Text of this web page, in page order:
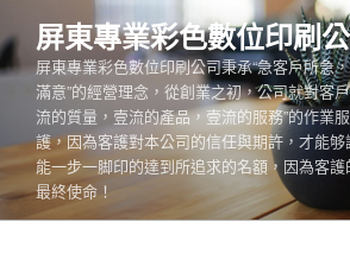
至
主
容
屏東專業彩色數位印刷
屏東專業彩色數位印刷公司秉承“急客戶所急
滿意”的經營理念，從創業之初，公司就對客
流的質量，壹流的產品，壹流的服務”的作業
護，因為客護對本公司的信任與期許，才能
能一步一脚印的達到所追求的名額，因為客
最終使命！